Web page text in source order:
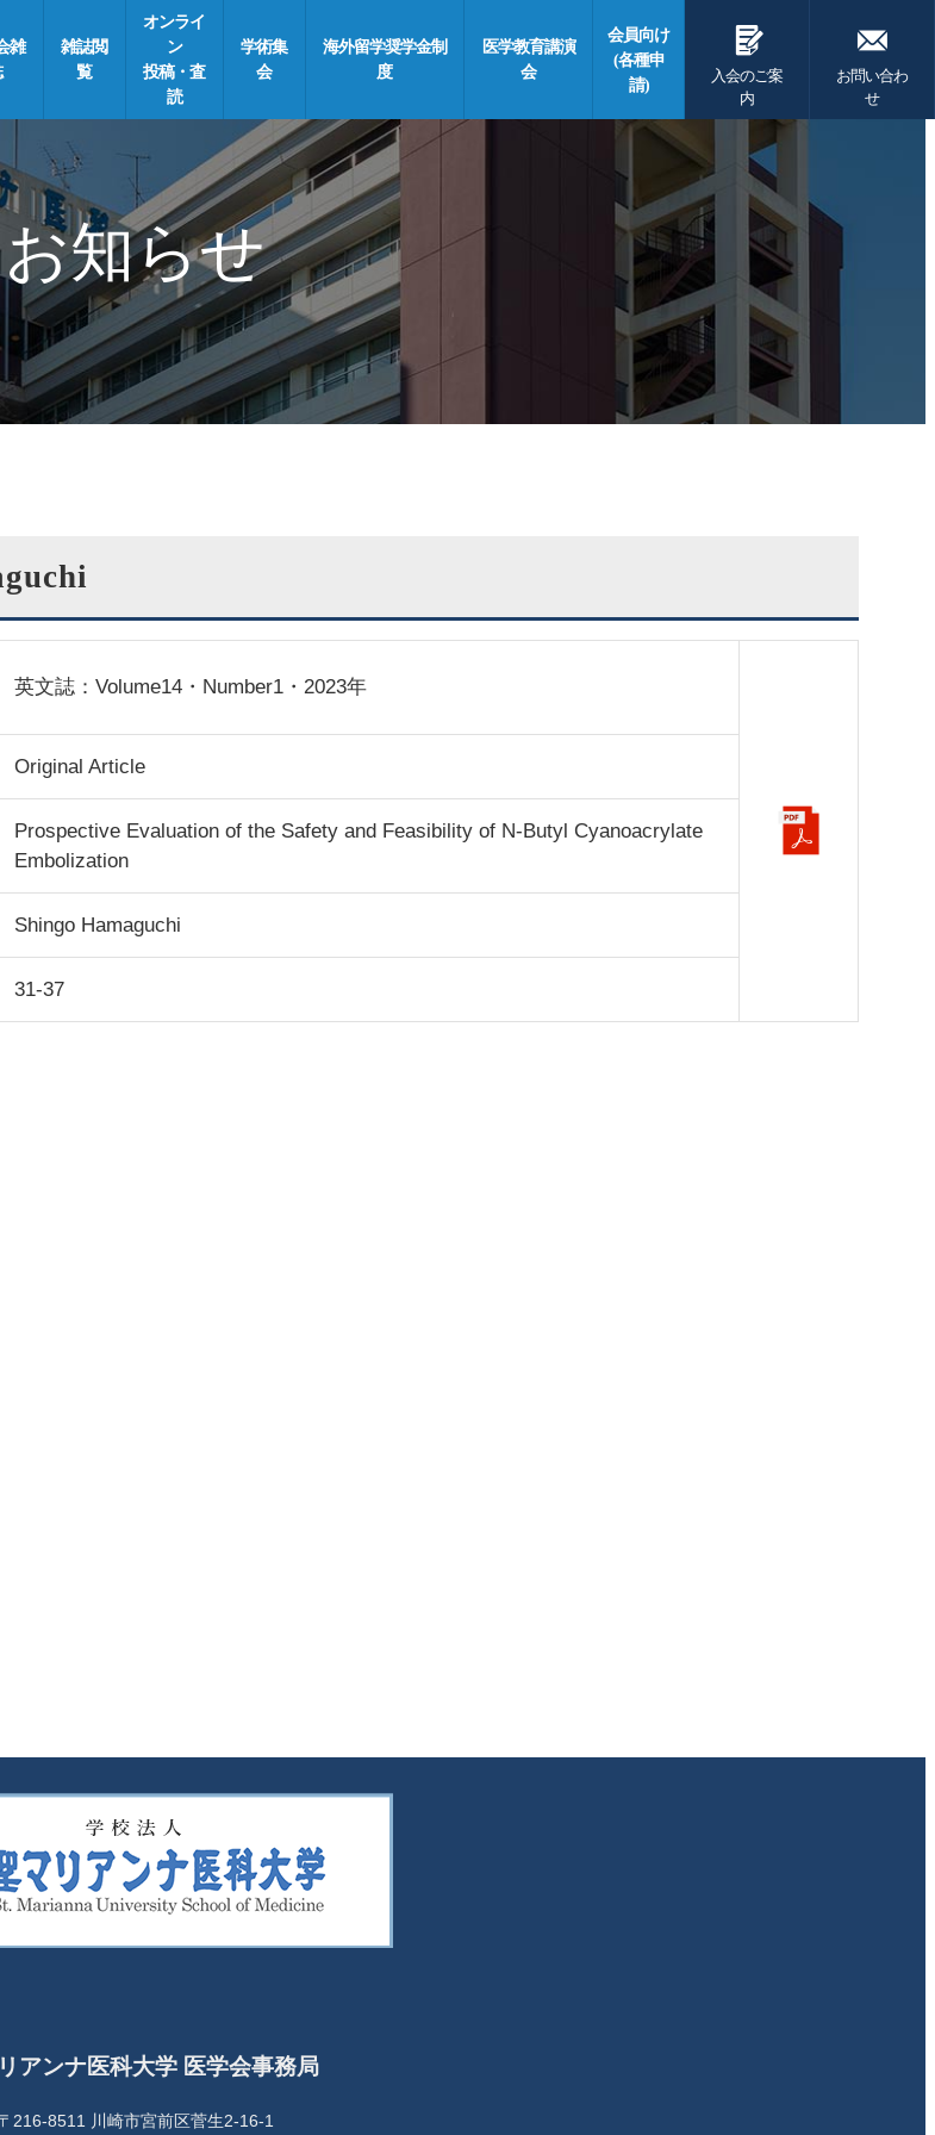
雑
雑誌閲
覧
オンライ
ン
投稿・査
読
学術集
会
海外留学奨学金制
度
医学教育講演
会
会員向け
(各種申
請)
G
入会のご案
内
F
お問い合わ
せ
お知らせ
英文誌：Volume14・Number1・2023年
Original Article
Prospective Evaluation of the Safety and Feasibility of N-Butyl Cyanoacrylate
Embolization
Shingo Hamaguchi
31-37
アンナ医科大学 医学会事務局
216-8511 川崎市宮前区菅生2-16-1